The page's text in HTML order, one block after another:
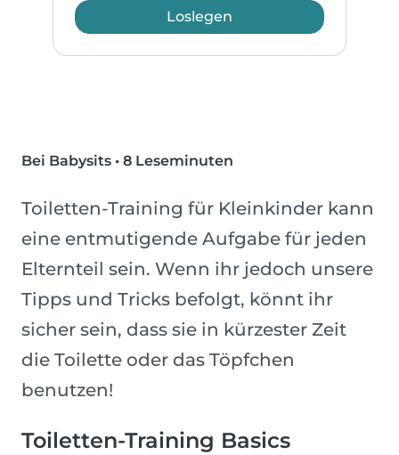
Loslegen
Bei Babysits • 8 Leseminuten
Toiletten-Training für Kleinkinder kann
eine entmutigende Aufgabe für jeden
Elternteil sein. Wenn ihr jedoch unsere
Tipps und Tricks befolgt, könnt ihr
sicher sein, dass sie in kürzester Zeit
die Toilette oder das Töpfchen
benutzen!
Toiletten-Training Basics